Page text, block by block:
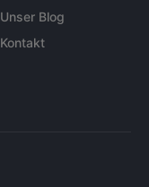
Unser Blog
Kontakt